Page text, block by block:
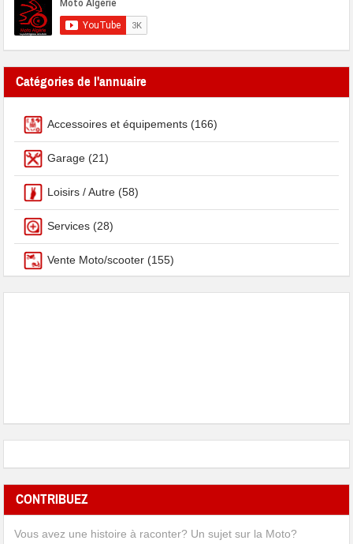
Catégories de l'annuaire
Accessoires et équipements (166)
Garage (21)
Loisirs / Autre (58)
Services (28)
Vente Moto/scooter (155)
CONTRIBUEZ
Vous avez une histoire à raconter? Un sujet sur la Moto?